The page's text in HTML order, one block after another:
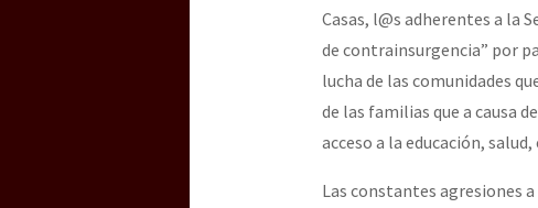
Casas, l@s adherentes a la
de contrainsurgencia” por
lucha de las comunidades
de las familias que a causa
acceso a la educación,
Las constantes agresiones